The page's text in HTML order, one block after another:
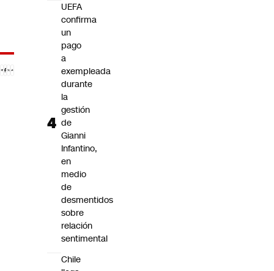
UEFA
confirma
un
pago
a
exempleada
durante
la
gestión
de
Gianni
Infantino,
en
medio
de
desmentidos
sobre
relación
sentimental
Chile